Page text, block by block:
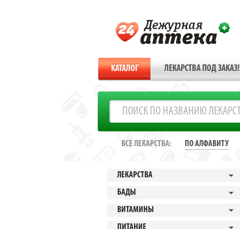
КАТАЛОГ ЛЕКАРСТВА ПОД ЗАКАЗ!
ВСЕ ЛЕКАРСТВА: ПО АЛФАВИТУ
ЛЕКАРСТВА
БАДЫ
ВИТАМИНЫ
ПИТАНИЕ